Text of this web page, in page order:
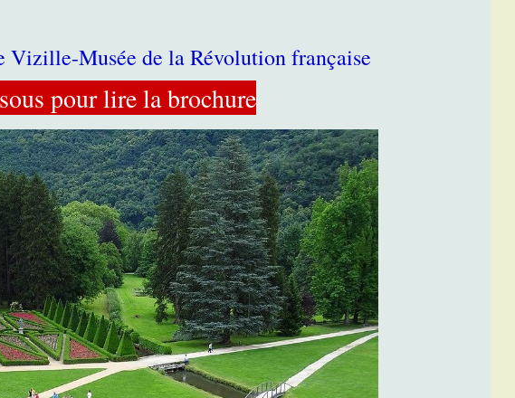
Vizille-Musée de la Révolution française
pour lire la brochure